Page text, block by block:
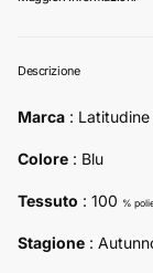
Descrizione
Marca :
Colore : Blu
Tessuto : 100 %
Stagione :